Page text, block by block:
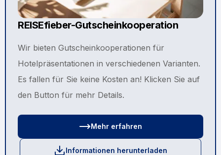
REISEfieber-Gutscheinkooperation
Wir bieten Gutscheinkooperationen für
Hotelpräsentationen in verschiedenen Varianten.
Es fallen für Sie keine Kosten an! Klicken Sie auf
den Button für mehr Details.
Mehr erfahren
Informationen herunterladen